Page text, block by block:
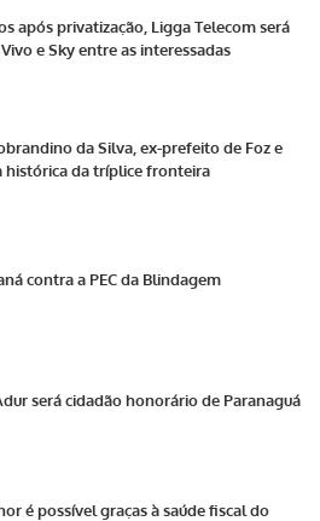
após privatização, Ligga Telecom será
e Sky entre as interessadas
da Silva, ex-prefeito de Foz e
histórica da tríplice fronteira
contra a PEC da Blindagem
será cidadão honorário de Paranaguá
é possível graças à saúde fiscal do